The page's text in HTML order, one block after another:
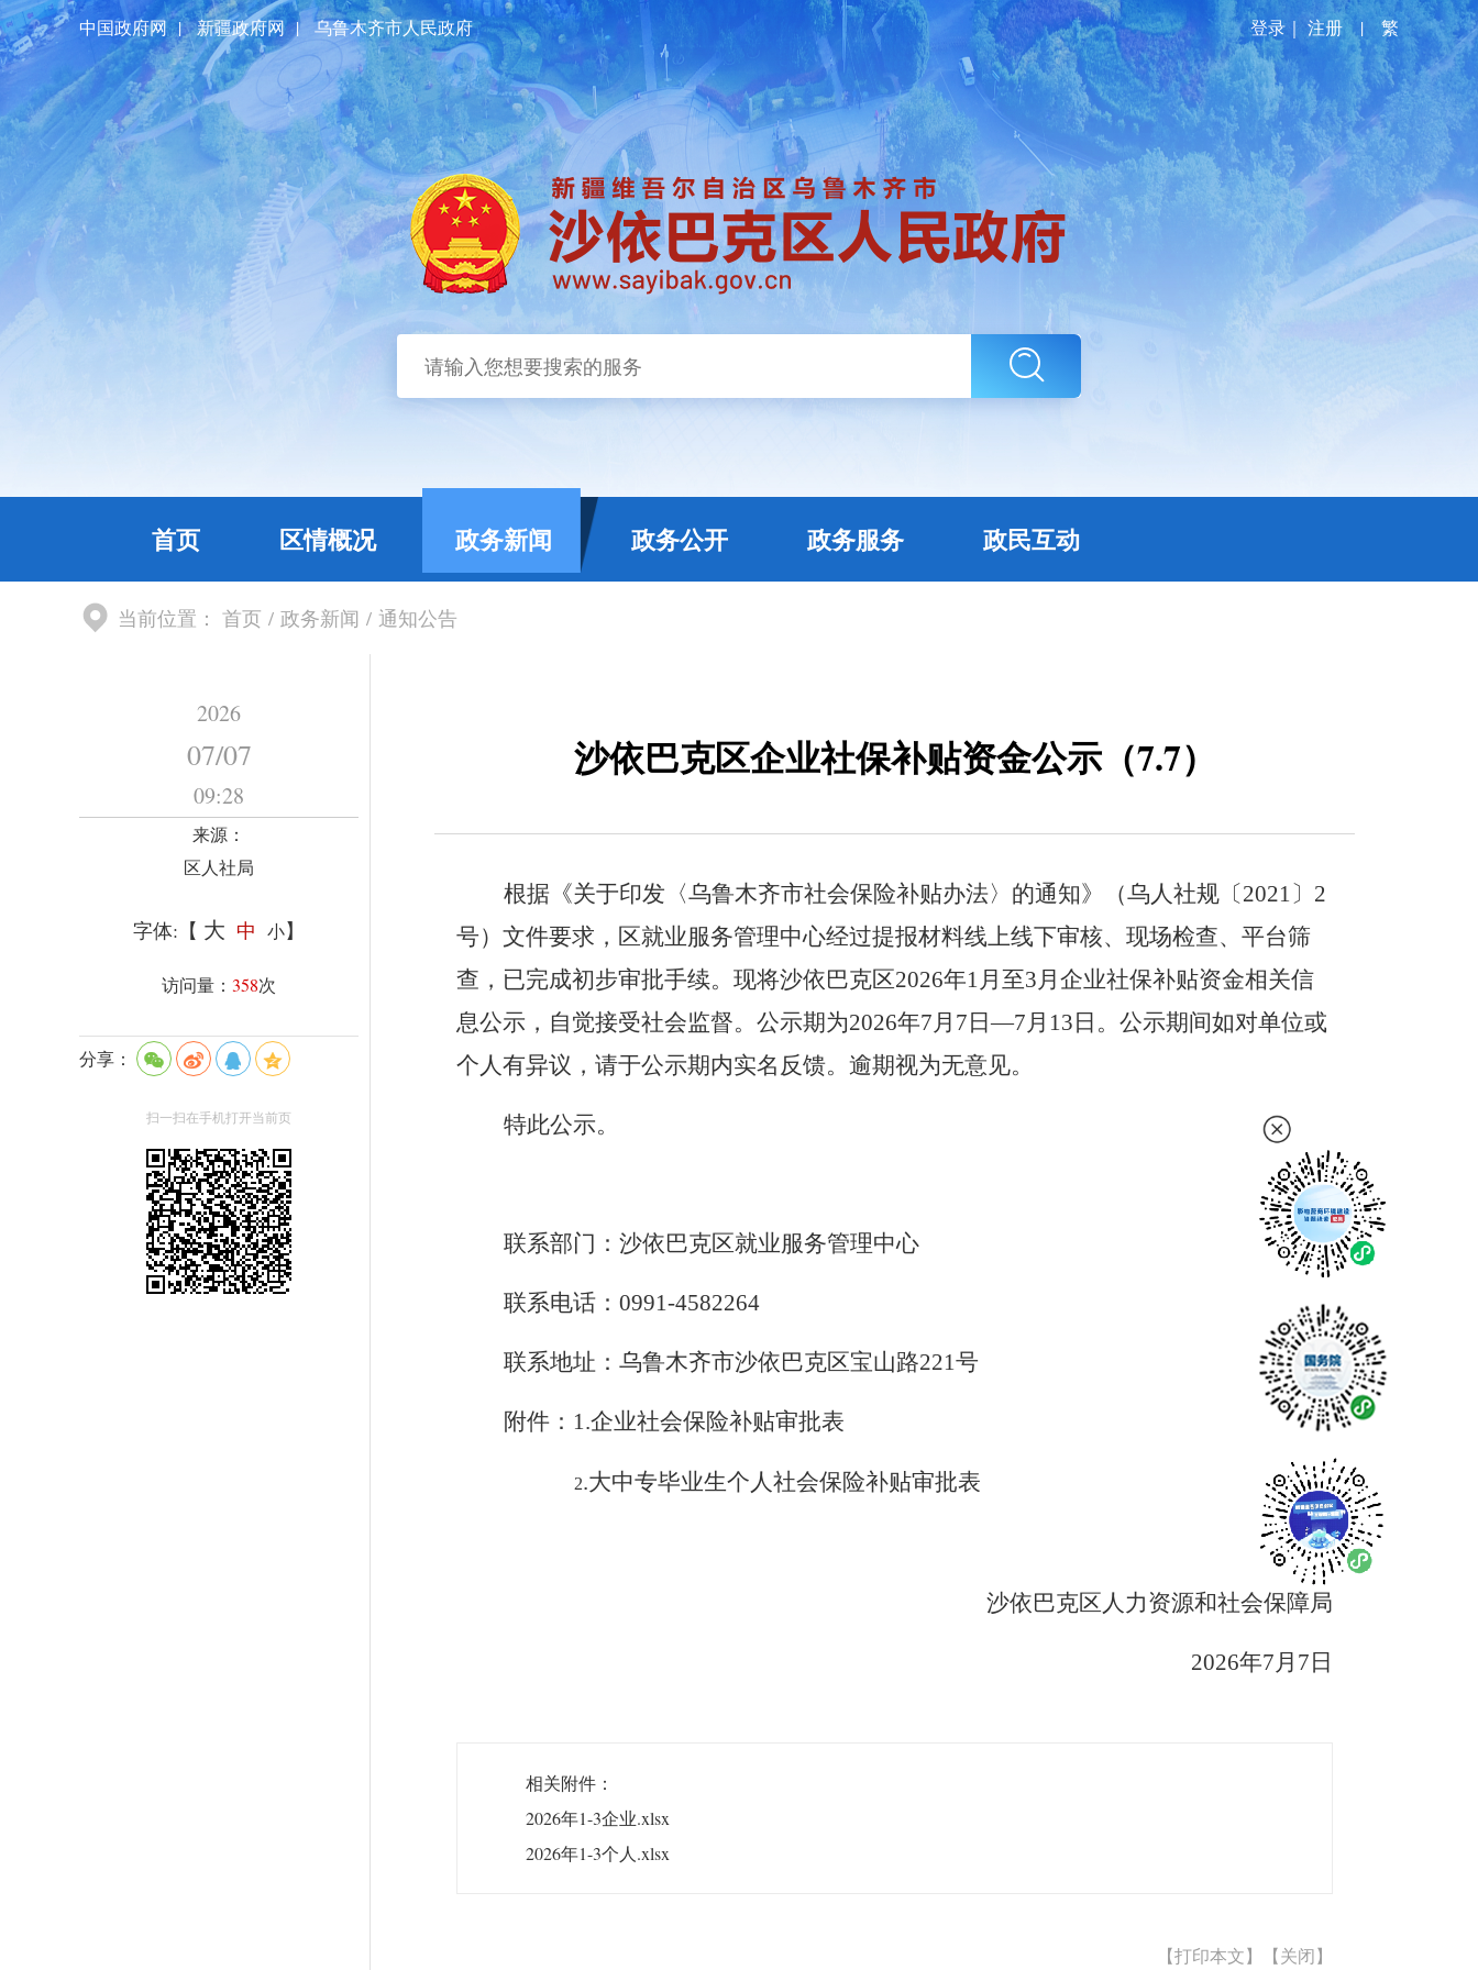
中国政府网 | 新疆政府网 | 乌鲁木齐市人民政府 登录 ｜ 注册 | 繁
首页 区情概况 政务新闻 政务公开 政务服务 政民互动
首页 区情概况 政务新闻 政务公开 政务服务 政民互动
当前位置： 首页 / 政务新闻 / 通知公告
2026
07/07
09:28
来源：
区人社局
字体:【 大 中 小】
访问量：358次
分享：
扫一扫在手机打开当前页
沙依巴克区企业社保补贴资金公示（7.7）
根据《关于印发 〈乌鲁木齐市社会保险补贴办法〉 的通知》 （乌人社规〔2021〕 2
号） 文件要求， 区就业服务管理中心经过提报材料线上线下审核、现场检查、平台筛
查， 已完成初步审批手续。 现将沙依巴克区2026年1月至3月企业社保补贴资金相关信
息公示， 自觉接受社会监督。 公示期为2026年7月 7 日—7月 13 日。 公示期间如对单位或
个人有异议，请于公示期内实名 反馈。 逾期视为无意见。
特此公示。
联系部门：沙依巴克区就业服务管理中心
联系电话： 0991-4582264
联系地址：乌鲁木齐市沙依巴克区宝山路221号
附件： 1.企业社会保险补贴审批表
2.大中专毕业生个人社会保险补贴审批表
沙依巴克区人力资源和社会保障局
2026年7月 7 日
相关附件：
2026年1-3企业.xlsx
2026年1-3个人.xlsx
【打印本文】 【关闭】